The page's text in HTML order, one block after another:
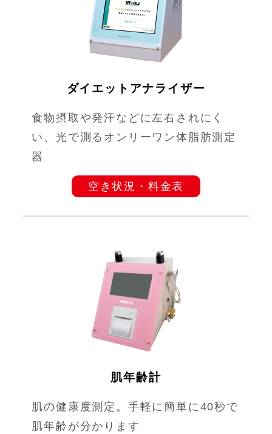
ダイエットアナライザー
食物摂取や発汗などに左右されにく
い、光で測るオンリーワン体脂肪測定
器
空き状況・料金表
肌年齢計
肌の健康度測定。手軽に簡単に40秒で
肌年齢が分かります